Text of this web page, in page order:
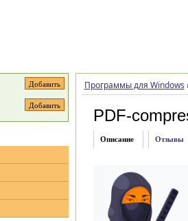
Программы для Windows
PDF-
Описание Отзывы